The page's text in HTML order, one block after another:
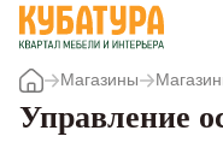
Магазины
Управление